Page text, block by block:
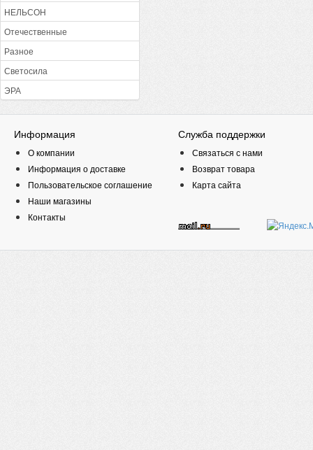
НЕЛЬСОН
Отечественные
Разное
Светосила
ЭРА
Информация
О компании
Информация о доставке
Пользовательское соглашение
Наши магазины
Контакты
Служба поддержки
Связаться с нами
Возврат товара
Карта сайта